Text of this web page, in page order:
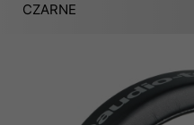
CZARNE